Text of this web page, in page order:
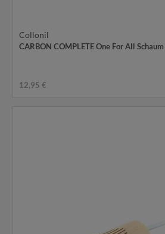
Collonil
CARBON COMPLETE One For All
12,95 €